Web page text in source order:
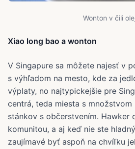
Wonton v čili
Xiao long bao a wonton
V Singapure sa môžete najesť v
s výhľadom na mesto, kde za
výplaty, no najtypickejšie pre
centrá, teda miesta s
stánkov s občerstvením. Hawker
komunitou, a aj keď nie ste
zaujímavé byť aspoň na chvíľku